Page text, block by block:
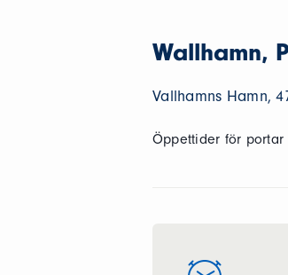
Wallhamn,
Vallhamns Hamn,
Öppettider för portar